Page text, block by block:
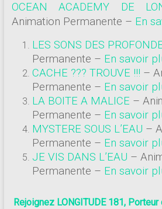
OCEAN ACADEMY DE
Animation Permanente – En
LES SONS DES
Permanente – En savoir
CACHE ??? TROUVE !!! –
Permanente – En savoir
LA BOITE A MALICE –
Permanente – En savoir
MYSTERE SOUS L’EAU –
Permanente – En savoir
JE VIS DANS L’EAU –
Permanente – En savoir
Rejoignez LONGITUDE 181,